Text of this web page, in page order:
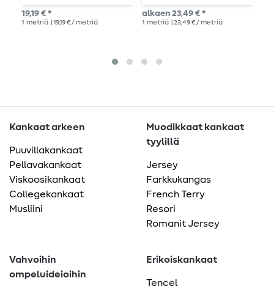
turkoosi
19,19 € *
1 metriä | 19,19 € / metriä
alkaen 23,49 € *
1 metriä | 23,49 € / metriä
Kankaat arkeen
Puuvillakankaat
Pellavakankaat
Viskoosikankaat
Collegekankaat
Musliini
Muodikkaat kankaat
tyylillä
Jersey
Farkkukangas
French Terry
Resori
Romanit Jersey
Vahvoihin
ompeluideioihin
Erikoiskankaat
Tencel